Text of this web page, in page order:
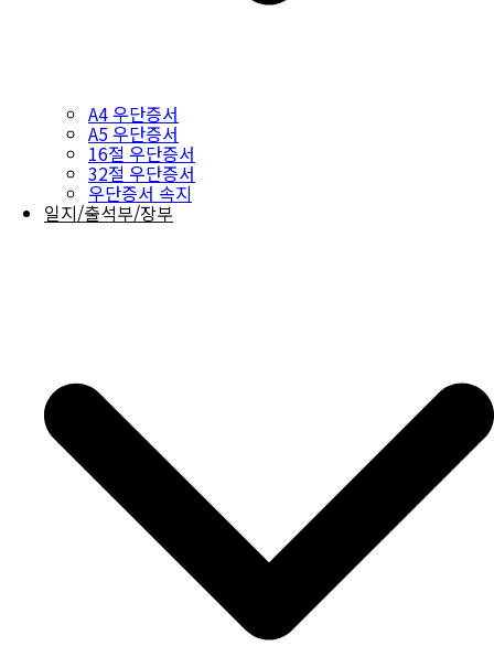
A4 우단증서
A5 우단증서
16절 우단증서
32절 우단증서
우단증서 속지
일지/출석부/장부